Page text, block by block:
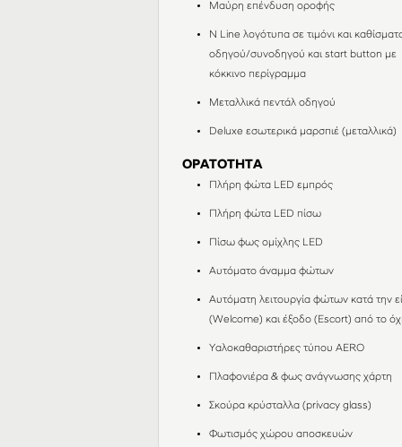
Μαύρη επένδυση οροφής
N Line λογότυπα σε τιμόνι και
οδηγού/συνοδηγού και start button με
κόκκινο περίγραμμα
Μεταλλικά πεντάλ οδηγού
Deluxe εσωτερικά μαρσπιέ (μεταλλικά)
ΟΡΑΤΟΤΗΤΑ
Πλήρη φώτα LED εμπρός
Πλήρη φώτα LED πίσω
Πίσω φως ομίχλης LED
Αυτόματο άναμμα φώτων
Αυτόματη λειτουργία φώτων κατά την
(Welcome) και έξοδο (Escort) από το
Υαλοκαθαριστήρες τύπου AERO
Πλαφονιέρα & φως ανάγνωσης χάρτη
Σκούρα κρύσταλλα (privacy glass)
Φωτισμός χώρου αποσκευών